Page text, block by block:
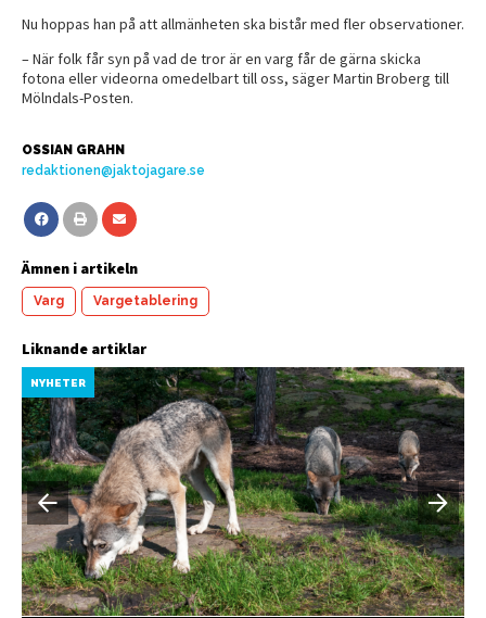
Nu hoppas han på att allmänheten ska bistår med fler observationer.
– När folk får syn på vad de tror är en varg får de gärna skicka
fotona eller videorna omedelbart till oss, säger Martin Broberg till
Mölndals-Posten.
OSSIAN GRAHN
redaktionen@jaktojagare.se
Ämnen i artikeln
Varg Vargetablering
Liknande artiklar
NYHETER